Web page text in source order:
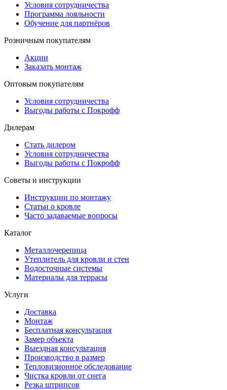
Условия сотрудничества
Программа лояльности
Обучение для партнёров
Розничным покупателям
Акции
Заказать монтаж
Оптовым покупателям
Условия сотрудничества
Выгоды работы с Покрофф
Дилерам
Стать дилером
Условия сотрудничества
Выгоды работы с Покрофф
Советы и инструкции
Инструкции по монтажу
Статьи о кровле
Часто задаваемые вопросы
Каталог
Металлочерепица
Утеплитель для кровли и стен
Водосточные системы
Материалы для террасы
Услуги
Доставка
Монтаж
Бесплатная консультация
Замер объекта
Выездная консультация
Производство в размер
Тепловизионное обследование
Чистка кровли от снега
Резка штрипсов